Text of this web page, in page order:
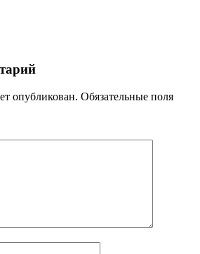
опубликован. Обязательные поля